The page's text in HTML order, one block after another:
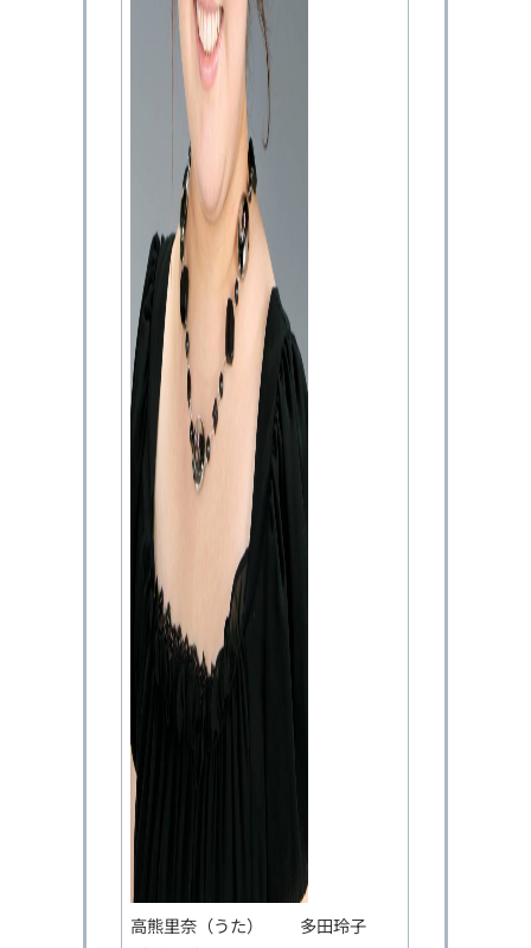
高熊里奈（うた） 多田玲子